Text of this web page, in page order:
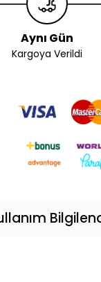
Aynı Gün
Kargoya Verildi